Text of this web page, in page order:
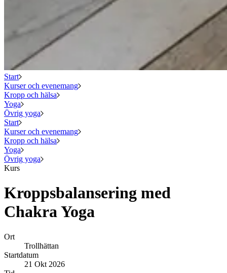
Start
Kurser och evenemang
Kropp och hälsa
Yoga
Övrig yoga
Start
Kurser och evenemang
Kropp och hälsa
Yoga
Övrig yoga
Kurs
Kroppsbalansering med
Chakra Yoga
Ort
Trollhättan
Startdatum
21 Okt 2026